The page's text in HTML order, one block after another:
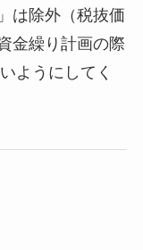
は除外（税抜価
金繰り計画の際
ようにしてく